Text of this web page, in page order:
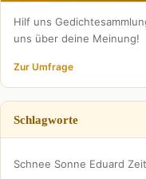
Hilf uns
uns über deine Meinung!
Zur Umfrage
Schlagworte
Schnee Sonne Eduard Zeit